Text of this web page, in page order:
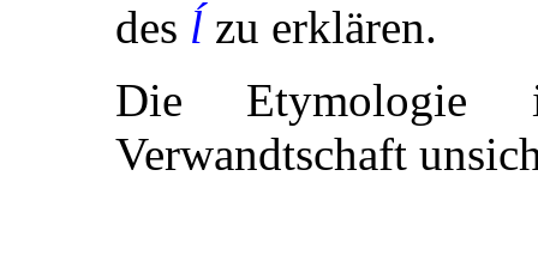
des ĺ zu erklären.
Die Etymologie
Verwandtschaft